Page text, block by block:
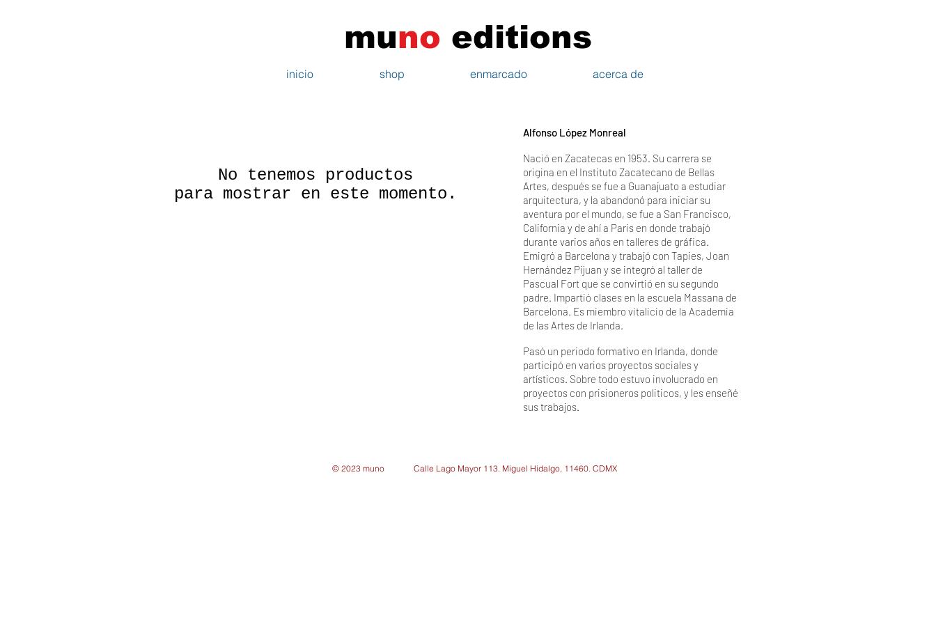
muno editions
inicio shop enmarcado acerca de
No tenemos productos
para mostrar en este momento.
Alfonso López Monreal
Nació en Zacatecas en 1953. Su carrera se
origina en el Instituto Zacatecano de Bellas
Artes, después se fue a Guanajuato a estudiar
arquitectura, y la abandonó para iniciar su
aventura por el mundo, se fue a San Francisco,
California y de ahí a Paris en donde trabajó
durante varios años en talleres de gráfica.
Emigró a Barcelona y trabajó con Tapies, Joan
Hernández Pijuan y se integró al taller de
Pascual Fort que se convirtió en su segundo
padre. Impartió clases en la escuela Massana de
Barcelona. Es miembro vitalicio de la Academia
de las Artes de Irlanda.
Pasó un periodo formativo en Irlanda, donde
participó en varios proyectos sociales y
artísticos. Sobre todo estuvo involucrado en
proyectos con prisioneros politicos, y les enseñé
sus trabajos.
© 2023 muno Calle Lago Mayor 113. Miguel Hidalgo, 11460. CDMX